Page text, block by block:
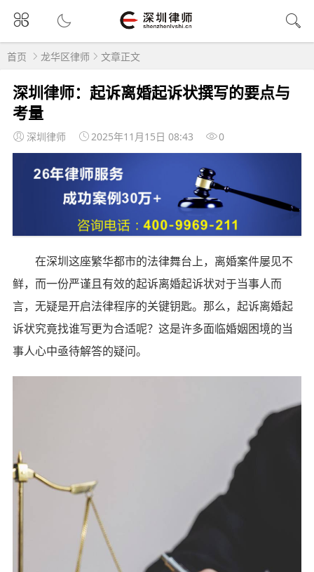
首页 龙华区律师 文章正文
深圳律师：起诉离婚起诉状撰写的要点与
考量
深圳律师 2025年11月15日 08:43 0
在深圳这座繁华都市的法律舞台上，离婚案件屡见不
鲜，而一份严谨且有效的起诉离婚起诉状对于当事人而
言，无疑是开启法律程序的关键钥匙。那么，起诉离婚起
诉状究竟找谁写更为合适呢？这是许多面临婚姻困境的当
事人心中亟待解答的疑问。